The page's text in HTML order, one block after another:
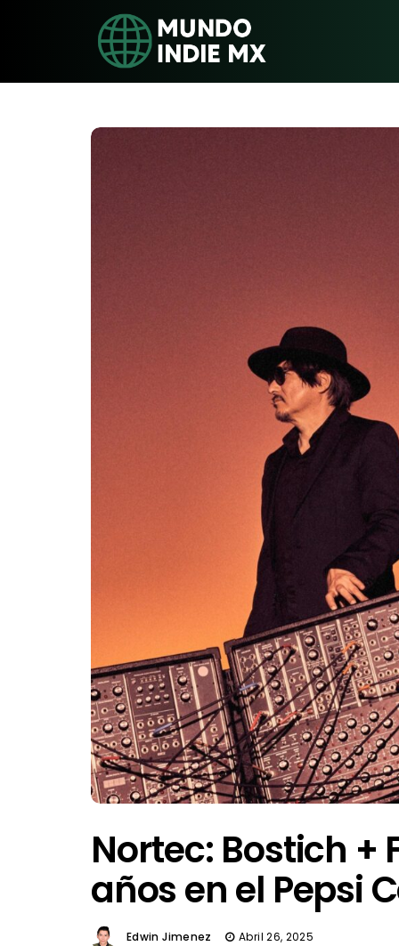
Nortec: Bostich +
años en el Pepsi
Edwin Jimenez Abril 26, 2025